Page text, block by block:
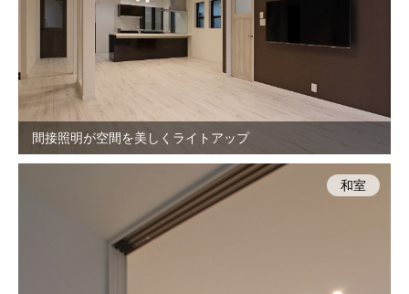
間接照明が空間を美しくライトアップ
和室